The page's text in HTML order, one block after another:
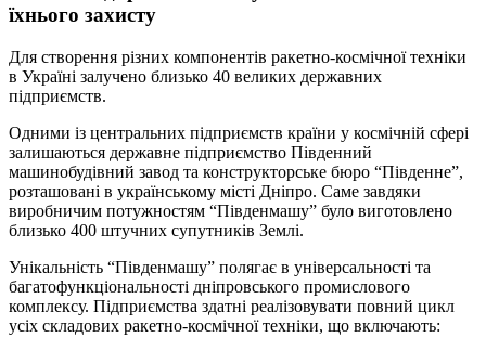
їхнього захисту
Для створення різних компонентів ракетно-космічної техніки
в Україні залучено близько 40 великих державних
підприємств.
Одними із центральних підприємств країни у космічній сфері
залишаються державне підприємство Південний
машинобудівний завод та конструкторське бюро “Південне”,
розташовані в українському місті Дніпро. Саме завдяки
виробничим потужностям “Південмашу” було виготовлено
близько 400 штучних супутників Землі.
Унікальність “Південмашу” полягає в універсальності та
багатофункціональності дніпровського промислового
комплексу. Підприємства здатні реалізовувати повний цикл
усіх складових ракетно-космічної техніки, що включають: